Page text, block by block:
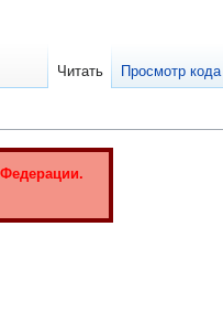
Читать Просмотр кода